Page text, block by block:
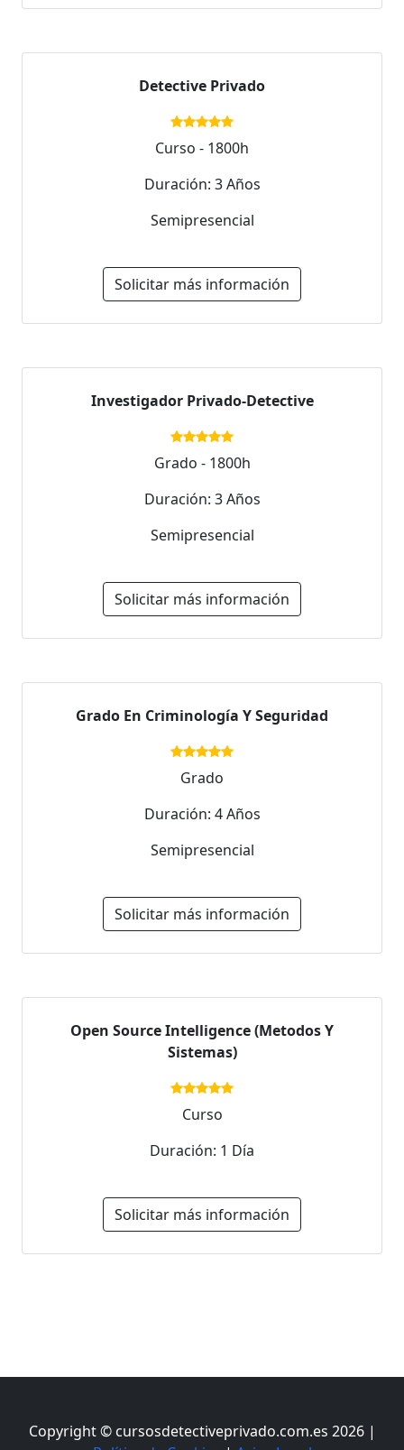
Detective Privado
Curso - 1800h
Duración: 3 Años
Semipresencial
Solicitar más información
Investigador Privado-Detective
Grado - 1800h
Duración: 3 Años
Semipresencial
Solicitar más información
Grado En Criminología Y Seguridad
Grado
Duración: 4 Años
Semipresencial
Solicitar más información
Open Source Intelligence (Metodos Y
Sistemas)
Curso
Duración: 1 Día
Solicitar más información
Copyright © cursosdetectiveprivado.com.es 2026 |